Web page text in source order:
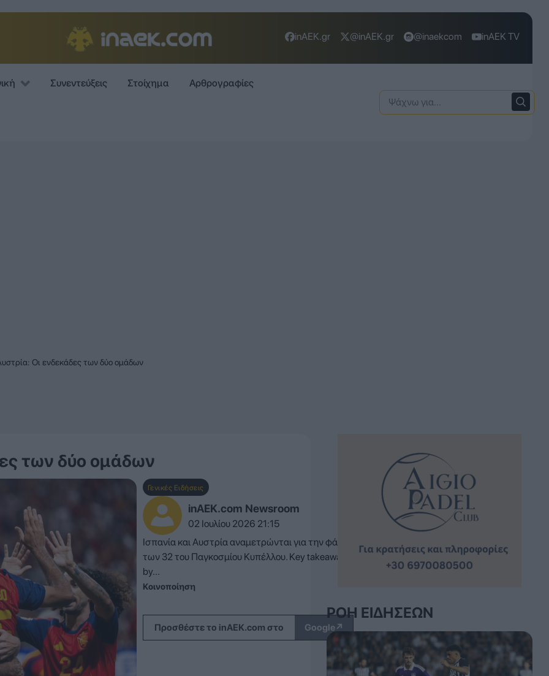
inAEK.gr @inAEK.gr @inaekcom inAEK TV
Συνεντεύξεις Στοίχημα Αρθρογραφίες
Οι ενδεκάδες των δύο ομάδων
των δύο ομάδων
Γενικές Ειδήσεις
inAEK.com Newsroom
02 Ιουλίου 2026 21:15
Ισπανία και Αυστρία αναμετρώνται για την φάση
των 32 του Παγκοσμίου Κυπέλλου. Key takeaways
by...
Κοινοποίηση
Προσθέστε το inAEK.com στο Google↗
ΡΟΉ ΕΙΔΉΣΕΩΝ